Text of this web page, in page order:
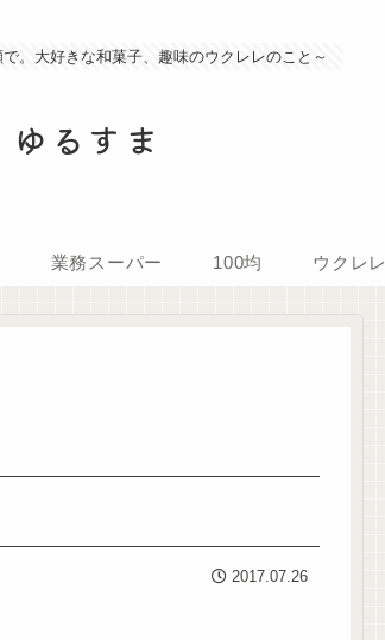
。大好きな和菓子、趣味のウクレレのこと～
ゆるすま
業務スーパー 100均 ウクレレ
2017.07.26